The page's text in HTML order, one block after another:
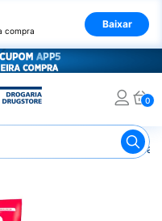
compra
Baixar
0
Barra de Cereal